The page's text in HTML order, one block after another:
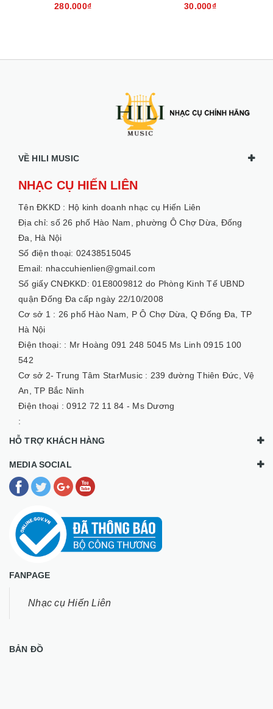
280.000₫
30.000₫
VỀ HILI MUSIC
NHẠC CỤ HIẾN LIÊN
Tên ĐKKD : Hộ kinh doanh nhạc cụ Hiến Liên
Địa chỉ: số 26 phố Hào Nam, phường Ô Chợ Dừa, Đống
Đa, Hà Nội
Số điện thoại: 02438515045
Email: nhaccuhienlien@gmail.com
Số giấy CNĐKKD: 01E8009812 do Phòng Kinh Tế UBND
quận Đống Đa cấp ngày 22/10/2008
Cơ sở 1 : 26 phố Hào Nam, P Ô Chợ Dừa, Q Đống Đa, TP
Hà Nội
Điện thoại: : Mr Hoàng 091 248 5045 Ms Linh 0915 100
542
Cơ sở 2- Trung Tâm StarMusic : 239 đường Thiên Đức, Vệ
An, TP Bắc Ninh
Điện thoại :0912 72 11 84 - Ms Dương
:
HỖ TRỢ KHÁCH HÀNG
MEDIA SOCIAL
FANPAGE
Nhạc cụ Hiến Liên
BẢN ĐỒ